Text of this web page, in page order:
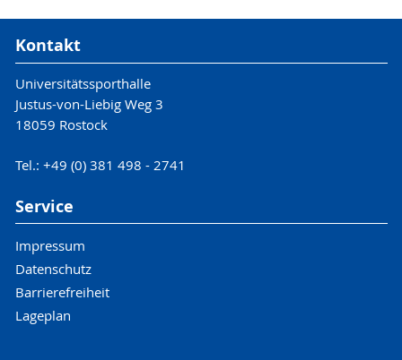
Kontakt
Universitätssporthalle
Justus-von-Liebig Weg 3
18059 Rostock
Tel.: +49 (0) 381 498 - 2741
Service
Impressum
Datenschutz
Barrierefreiheit
Lageplan